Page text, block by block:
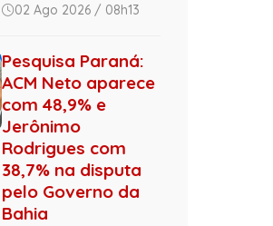
02 Ago 2026 / 08h13
Pesquisa Paraná:
ACM Neto aparece
com 48,9% e
Jerônimo
Rodrigues com
38,7% na disputa
pelo Governo da
Bahia